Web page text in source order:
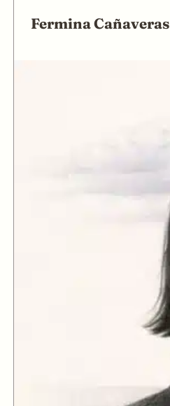
Fermina Cañaveras